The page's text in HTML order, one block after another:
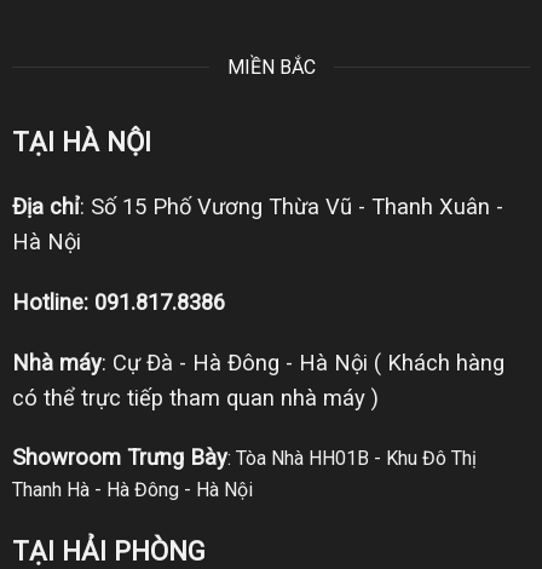
MIỀN BẮC
TẠI HÀ NỘI
Địa chỉ: Số 15 Phố Vương Thừa Vũ - Thanh Xuân -
Hà Nội
Hotline: 091.817.8386
Nhà máy: Cự Đà - Hà Đông - Hà Nội ( Khách hàng
có thể trực tiếp tham quan nhà máy )
Showroom Trưng Bày: Tòa Nhà HH01B - Khu Đô Thị
Thanh Hà - Hà Đông - Hà Nội
TẠI HẢI PHÒNG